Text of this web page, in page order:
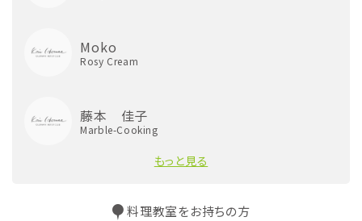
Moko
Rosy Cream
藤本 佳子
Marble-Cooking
もっと見る
料理教室をお持ちの方